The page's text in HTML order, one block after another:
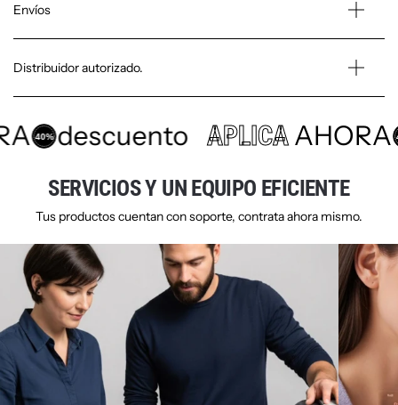
Envíos
Distribuidor autorizado.
HP ScanJet Pro 2600 f1 (20G05A)
40% descuento APLICAAHORA
SERVICIOS Y UN EQUIPO EFICIENTE
Tus productos cuentan con soporte, contrata ahora mismo.